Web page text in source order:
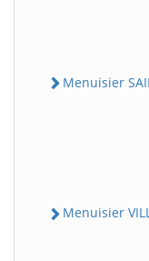
Menuisier
Menuisier